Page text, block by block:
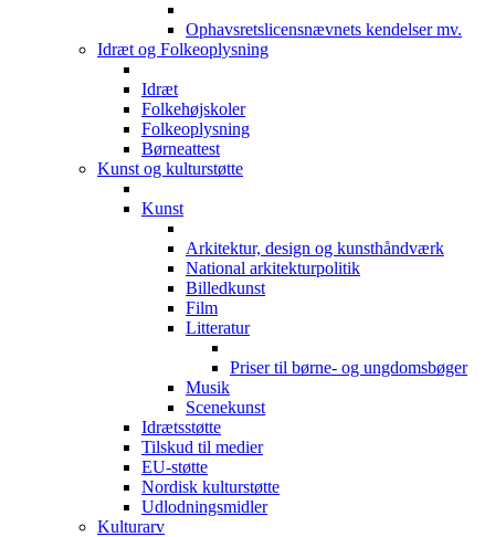
Ophavsretslicensnævnets kendelser mv.
Idræt og Folkeoplysning
Idræt
Folkehøjskoler
Folkeoplysning
Børneattest
Kunst og kulturstøtte
Kunst
Arkitektur, design og kunsthåndværk
National arkitekturpolitik
Billedkunst
Film
Litteratur
Priser til børne- og ungdomsbøger
Musik
Scenekunst
Idrætsstøtte
Tilskud til medier
EU-støtte
Nordisk kulturstøtte
Udlodningsmidler
Kulturarv